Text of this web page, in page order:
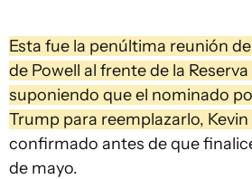
Esta fue la penúltima reunión
de Powell al frente de la
suponiendo que el nominado
Trump para reemplazarlo,
confirmado antes de que
de mayo.